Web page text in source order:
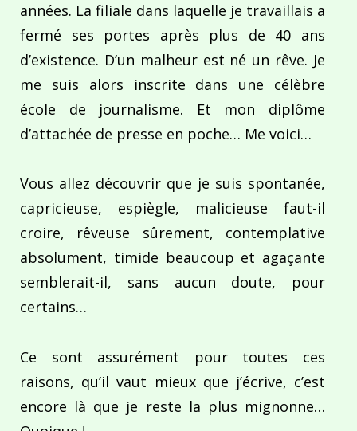
années. La filiale dans laquelle je travaillais a
fermé ses portes après plus de 40 ans
d’existence. D’un malheur est né un rêve. Je
me suis alors inscrite dans une célèbre
école de journalisme. Et mon diplôme
d’attachée de presse en poche… Me voici…
Vous allez découvrir que je suis spontanée,
capricieuse, espiègle, malicieuse faut-il
croire, rêveuse sûrement, contemplative
absolument, timide beaucoup et agaçante
semblerait-il, sans aucun doute, pour
certains…
Ce sont assurément pour toutes ces
raisons, qu’il vaut mieux que j’écrive, c’est
encore là que je reste la plus mignonne…